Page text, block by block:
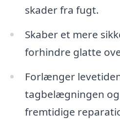
skader fra fugt.
Skaber et mere
forhindre glatte
Forlænger
tagbelægningen
fremtidige